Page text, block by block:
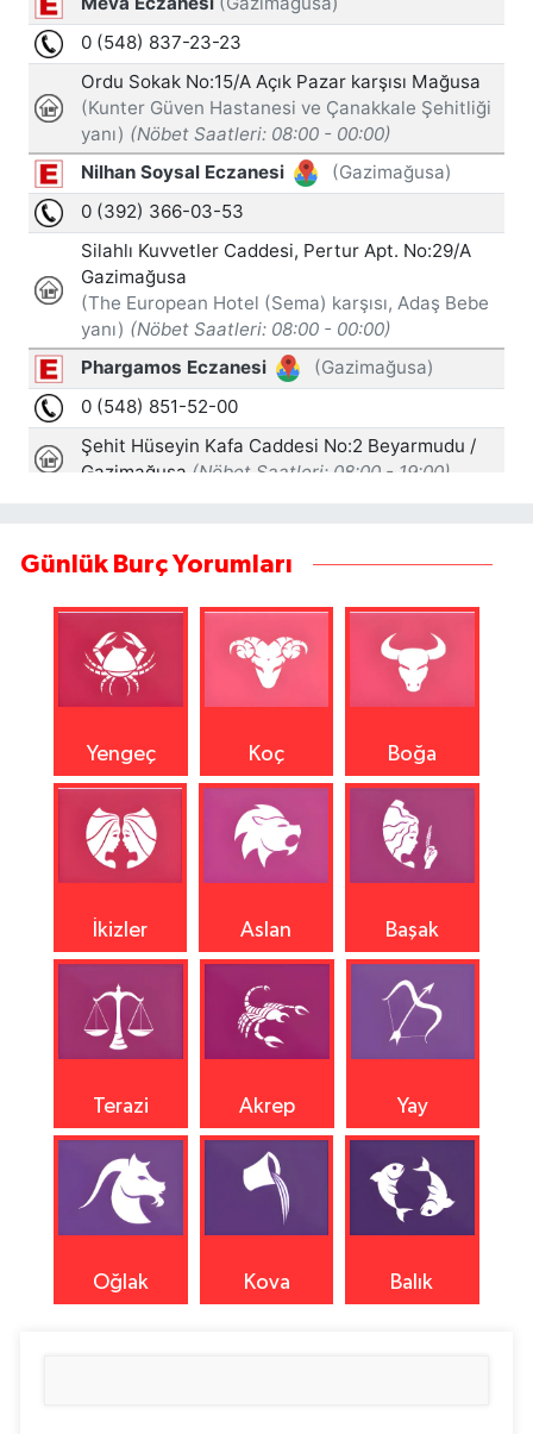
Günlük Burç Yorumları
Yengeç Koç Boğa
İkizler Aslan Başak
Terazi Akrep Yay
Oğlak Kova Balık